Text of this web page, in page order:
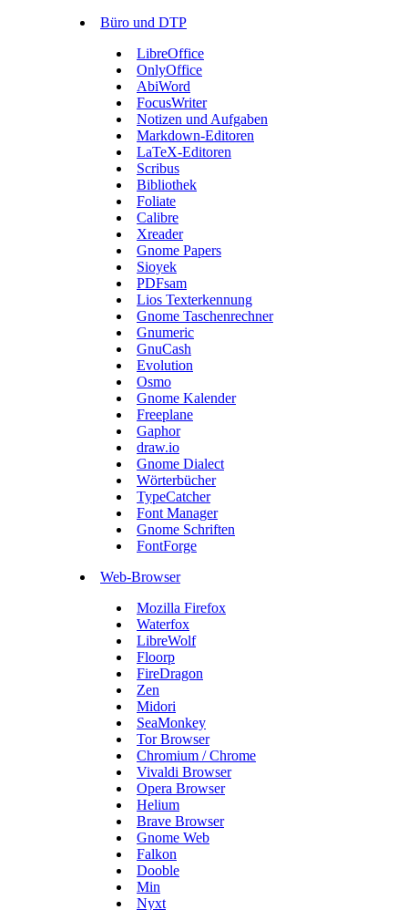
Büro und DTP
LibreOffice
OnlyOffice
AbiWord
FocusWriter
Notizen und Aufgaben
Markdown-Editoren
LaTeX-Editoren
Scribus
Bibliothek
Foliate
Calibre
Xreader
Gnome Papers
Sioyek
PDFsam
Lios Texterkennung
Gnome Taschenrechner
Gnumeric
GnuCash
Evolution
Osmo
Gnome Kalender
Freeplane
Gaphor
draw.io
Gnome Dialect
Wörterbücher
TypeCatcher
Font Manager
Gnome Schriften
FontForge
Web-Browser
Mozilla Firefox
Waterfox
LibreWolf
Floorp
FireDragon
Zen
Midori
SeaMonkey
Tor Browser
Chromium / Chrome
Vivaldi Browser
Opera Browser
Helium
Brave Browser
Gnome Web
Falkon
Dooble
Min
Nyxt